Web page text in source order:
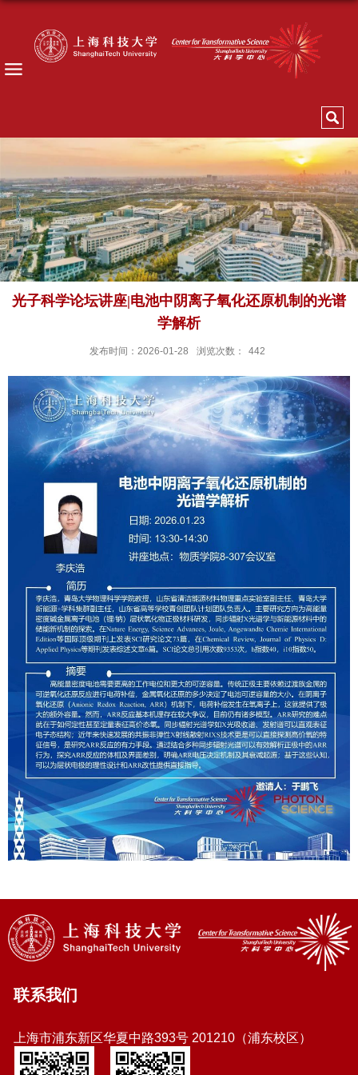
光子科学论坛讲座|电池中阴离子氧化还原机制的光谱
学解析
发布时间：2026-01-28 浏览次数： 442
联系我们
上海市浦东新区华夏中路393号 201210（浦东校区）